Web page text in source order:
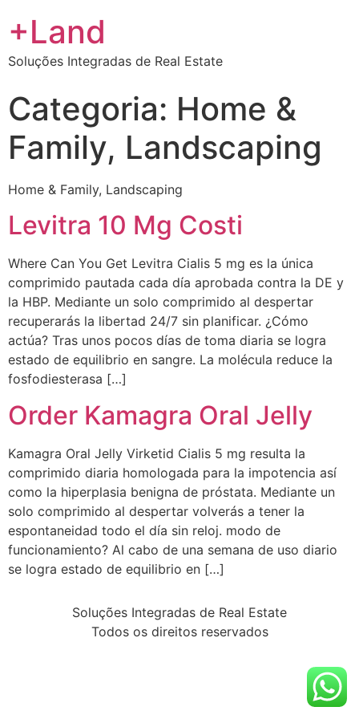
+Land
Soluções Integradas de Real Estate
Categoria: Home &
Family, Landscaping
Home & Family, Landscaping
Levitra 10 Mg Costi
Where Can You Get Levitra Cialis 5 mg es la única
comprimido pautada cada día aprobada contra la DE y
la HBP. Mediante un solo comprimido al despertar
recuperarás la libertad 24/7 sin planificar. ¿Cómo
actúa? Tras unos pocos días de toma diaria se logra
estado de equilibrio en sangre. La molécula reduce la
fosfodiesterasa […]
Order Kamagra Oral Jelly
Kamagra Oral Jelly Virketid Cialis 5 mg resulta la
comprimido diaria homologada para la impotencia así
como la hiperplasia benigna de próstata. Mediante un
solo comprimido al despertar volverás a tener la
espontaneidad todo el día sin reloj. modo de
funcionamiento? Al cabo de una semana de uso diario
se logra estado de equilibrio en […]
Soluções Integradas de Real Estate
Todos os direitos reservados